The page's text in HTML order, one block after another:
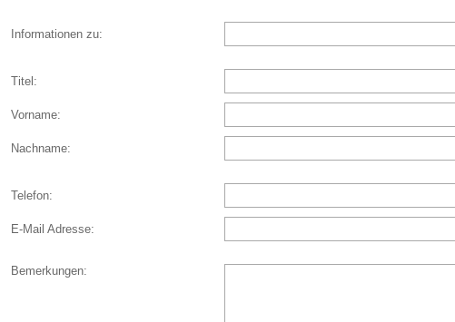
Informationen zu:
Titel:
Vorname:
Nachname:
Telefon:
E-Mail Adresse:
Bemerkungen: